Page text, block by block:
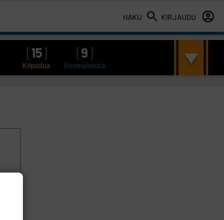
HAKU KIRJAUDU
15 9
Kilpailua Suomalaista